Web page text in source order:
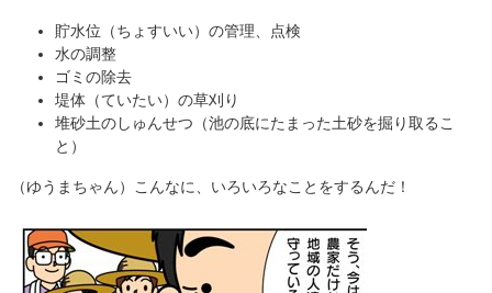
貯水位（ちょすいい）の管理、点検
水の調整
ゴミの除去
堤体（ていたい）の草刈り
堆砂土のしゅんせつ（池の底にたまった土砂を掘り取るこ
と）
（ゆうまちゃん）こんなに、いろいろなことをするんだ！